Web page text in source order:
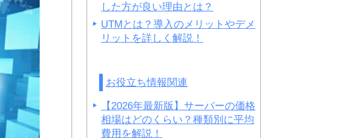
した方が良い理由とは？
UTMとは？導入のメリットやデメ
リットを詳しく解説！
お役立ち情報関連
【2026年最新版】サーバーの価格
相場はどのくらい？種類別に平均
費用を解説！